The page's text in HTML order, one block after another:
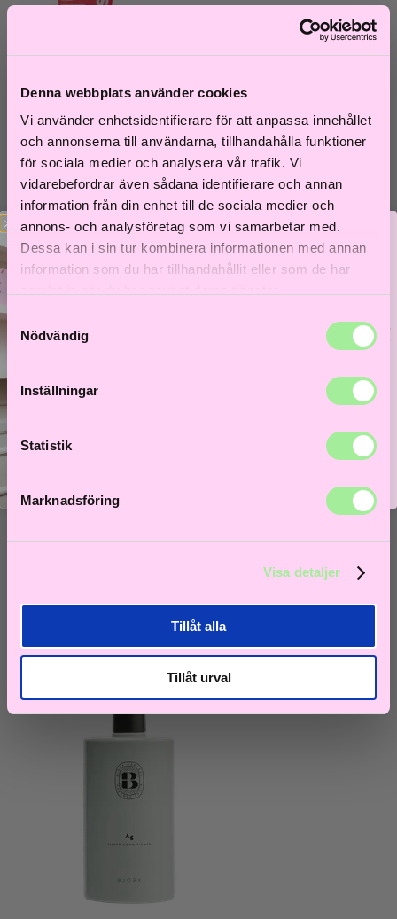
Denna webbplats använder cookies
Vi använder enhetsidentifierare för att anpassa innehållet
och annonserna till användarna, tillhandahålla funktioner
för sociala medier och analysera vår trafik. Vi
vidarebefordrar även sådana identifierare och annan
information från din enhet till de sociala medier och
annons- och analysföretag som vi samarbetar med.
Dessa kan i sin tur kombinera informationen med annan
information som du har tillhandahållit eller som de har
Samtyckesval
Nödvändig
Inställningar
Statistik
Marknadsföring
Visa detaljer
Tillåt alla
Tillåt urval
Goddess
BioTech Blowout 50 ml
449 kr
Lägg i varukorg
Lägg i varukorg
Bättre hår börjar här!